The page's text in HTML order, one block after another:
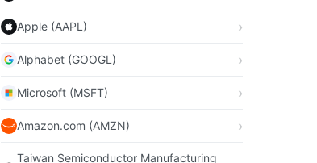
Apple (AAPL)
Alphabet (GOOGL)
Microsoft (MSFT)
Amazon.com (AMZN)
Taiwan Semiconductor Manufacturing